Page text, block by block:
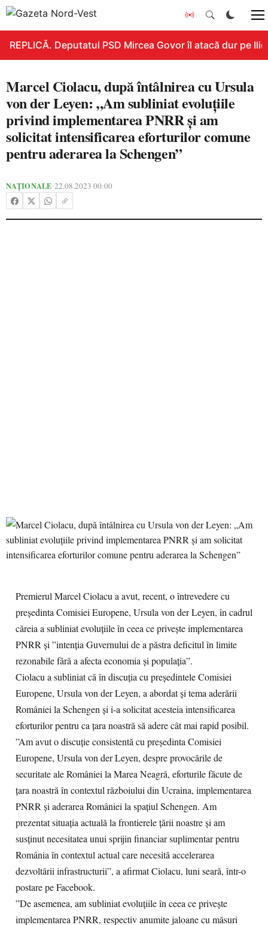
REPLICĂ. Deputatul PSD Mircea Govor îl atacă dur pe
Marcel Ciolacu, după întâlnirea cu Ursula
von der Leyen: „Am subliniat evoluţiile
privind implementarea PNRR şi am
solicitat intensificarea eforturilor comune
pentru aderarea la Schengen”
NAȚIONALE•22.08.2023 00:00
Premierul Marcel Ciolacu a avut, recent, o întrevedere cu
preşedinta Comisiei Europene, Ursula von der Leyen, în cadrul
căreia a subliniat evoluţiile în ceea ce priveşte implementarea
PNRR şi ”intenţia Guvernului de a păstra deficitul în limite
rezonabile fără a afecta economia şi populaţia”.
Ciolacu a subliniat că în discuţia cu preşedintele Comisiei
Europene, Ursula von der Leyen, a abordat şi tema aderării
României la Schengen şi i-a solicitat acesteia intensificarea
eforturilor pentru ca ţara noastră să adere cât mai rapid posibil.
”Am avut o discuţie consistentă cu preşedinta Comisiei
Europene, Ursula von der Leyen, despre provocările de
securitate ale României la Marea Neagră, eforturile făcute de
ţara noastră în contextul războiului din Ucraina, implementarea
PNRR şi aderarea României la spaţiul Schengen. Am
prezentat situaţia actuală la frontierele ţării noastre şi am
susţinut necesitatea unui sprijin financiar suplimentar pentru
România în contextul actual care necesită accelerarea
dezvoltării infrastructurii”, a afirmat Ciolacu, luni seară, într-o
postare pe Facebook.
”De asemenea, am subliniat evoluţiile în ceea ce priveşte
implementarea PNRR, respectiv anumite jaloane cu măsuri